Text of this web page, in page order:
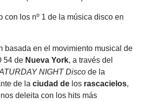
con los nº 1 de la música disco en
basada en el movimiento musical de
54 de Nueva York, a través del
NIGHT Disco de la
de la ciudad de los rascacielos,
deleita con los hits más